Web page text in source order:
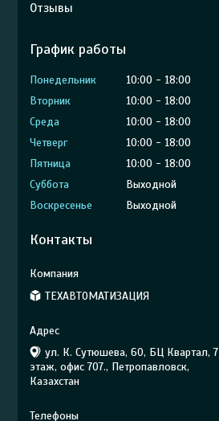
Отзывы
График работы
Понедельник 10:00
18:00
Вторник
10:00
18:00
Среда
10:00
18:00
Четверг
10:00
18:00
Пятница
10:00
18:00
Суббота
Выходной
Воскресенье
Выходной
Контакты
ТЕХАВТОМАТИЗАЦИЯ
ул. К. Сутюшева, 60, БЦ Квартал, 7
этаж, офис 707., Петропавловск,
Казахстан